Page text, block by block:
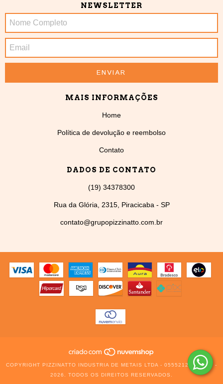
NEWSLETTER
MAIS INFORMAÇÕES
Home
Política de devolução e reembolso
Contato
DADOS DE CONTATO
(19) 34378300
Rua da Glória, 2315, Piracicaba - SP
contato@grupopizzinatto.com.br
COPYRIGHT PIZZINATTO INDUSTRIA DE METAIS LTDA - 05552129000126 -
2026. TODOS OS DIREITOS RESERVADOS.